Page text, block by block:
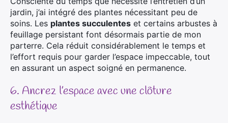
jardin, j’ai intégré des plantes nécessitant peu de
soins. Les plantes succulentes et certains arbustes à
feuillage persistant font désormais partie de mon
parterre. Cela réduit considérablement le temps et
l’effort requis pour garder l’espace impeccable, tout
en assurant un aspect soigné en permanence.
6. Ancrez l’espace avec une clôture
esthétique